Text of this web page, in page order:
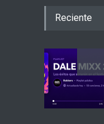
Reciente